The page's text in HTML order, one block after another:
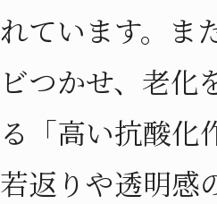
れています。ま
ビつかせ、老化
る「高い抗酸化
若返りや透明感